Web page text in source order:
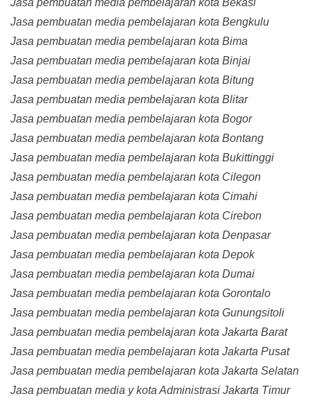
Jasa pembuatan media pembelajaran kota Bekasi
Jasa pembuatan media pembelajaran kota Bengkulu
Jasa pembuatan media pembelajaran kota Bima
Jasa pembuatan media pembelajaran kota Binjai
Jasa pembuatan media pembelajaran kota Bitung
Jasa pembuatan media pembelajaran kota Blitar
Jasa pembuatan media pembelajaran kota Bogor
Jasa pembuatan media pembelajaran kota Bontang
Jasa pembuatan media pembelajaran kota Bukittinggi
Jasa pembuatan media pembelajaran kota Cilegon
Jasa pembuatan media pembelajaran kota Cimahi
Jasa pembuatan media pembelajaran kota Cirebon
Jasa pembuatan media pembelajaran kota Denpasar
Jasa pembuatan media pembelajaran kota Depok
Jasa pembuatan media pembelajaran kota Dumai
Jasa pembuatan media pembelajaran kota Gorontalo
Jasa pembuatan media pembelajaran kota Gunungsitoli
Jasa pembuatan media pembelajaran kota Jakarta Barat
Jasa pembuatan media pembelajaran kota Jakarta Pusat
Jasa pembuatan media pembelajaran kota Jakarta Selatan
Jasa pembuatan media y kota Administrasi Jakarta Timur